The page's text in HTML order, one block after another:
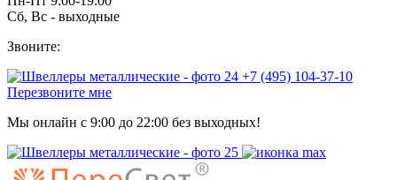
Сб, Вс - выходные
Звоните:
+7 (495) 104-37-10
Перезвоните мне
Мы онлайн с 9:00 до 22:00 без выходных!